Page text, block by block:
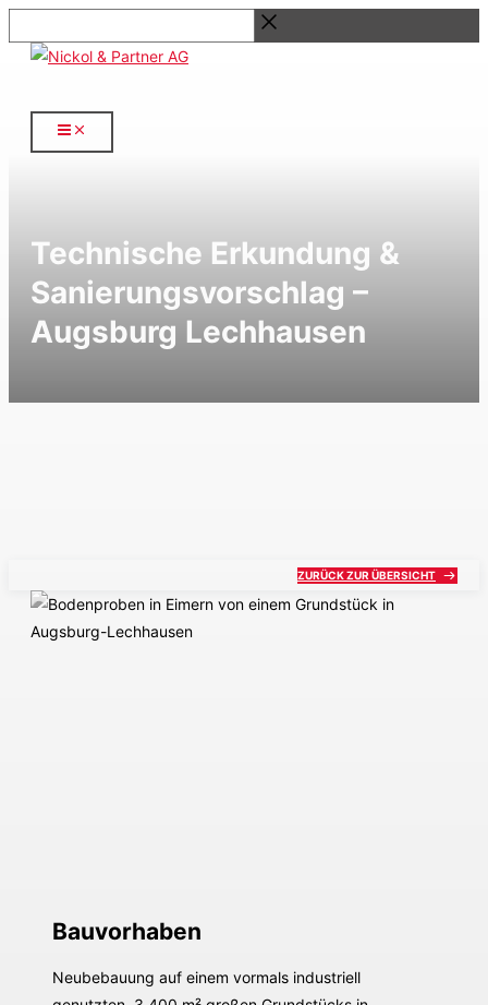
Inhalt
Technische Erkundung &
Sanierungsvorschlag –
Augsburg Lechhausen
ZURÜCK ZUR ÜBERSICHT
Bauvorhaben
Neubebauung auf einem vormals industriell